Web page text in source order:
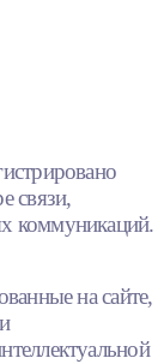
связи,
коммуникаций.
на сайте,